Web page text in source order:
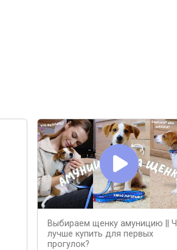
Выбираем щенку амуницию ||
лучше купить для первых
прогулок?